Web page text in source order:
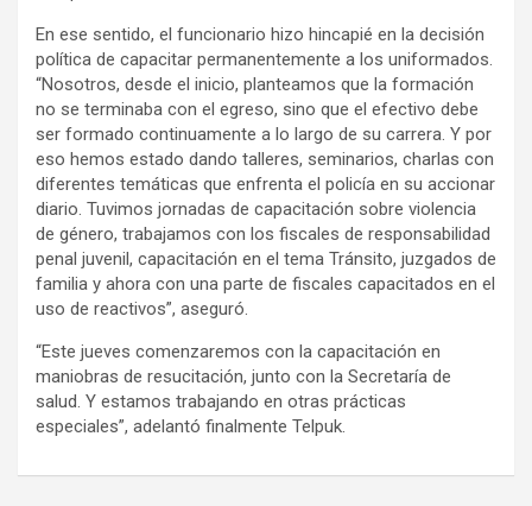
En ese sentido, el funcionario hizo hincapié en la decisión
política de capacitar permanentemente a los uniformados.
“Nosotros, desde el inicio, planteamos que la formación
no se terminaba con el egreso, sino que el efectivo debe
ser formado continuamente a lo largo de su carrera. Y por
eso hemos estado dando talleres, seminarios, charlas con
diferentes temáticas que enfrenta el policía en su accionar
diario. Tuvimos jornadas de capacitación sobre violencia
de género, trabajamos con los fiscales de responsabilidad
penal juvenil, capacitación en el tema Tránsito, juzgados de
familia y ahora con una parte de fiscales capacitados en el
uso de reactivos”, aseguró.
“Este jueves comenzaremos con la capacitación en
maniobras de resucitación, junto con la Secretaría de
salud. Y estamos trabajando en otras prácticas
especiales”, adelantó finalmente Telpuk.